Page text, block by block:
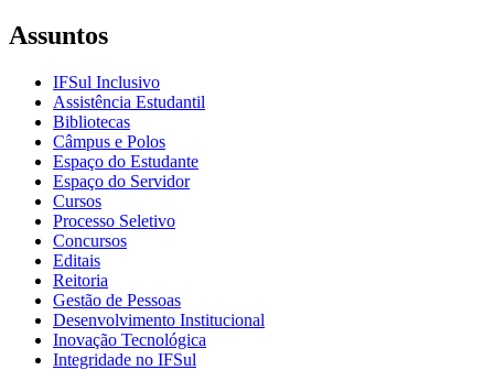
Assuntos
IFSul Inclusivo
Assistência Estudantil
Bibliotecas
Câmpus e Polos
Espaço do Estudante
Espaço do Servidor
Cursos
Processo Seletivo
Concursos
Editais
Reitoria
Gestão de Pessoas
Desenvolvimento Institucional
Inovação Tecnológica
Integridade no IFSul